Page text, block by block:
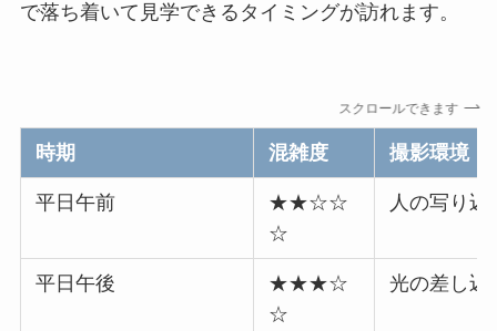
で落ち着いて見学できるタイミングが訪れます。
スクロールできます
時期 混雑度 撮影環境
平日午前
★★☆☆
☆
人の写り
平日午後
★★★☆
☆
光の差し込